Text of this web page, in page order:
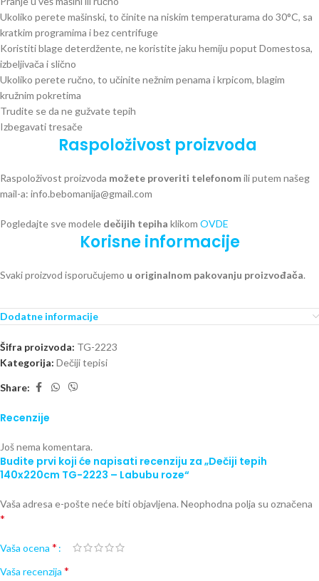
Ukoliko perete mašinski, to činite na niskim temperaturama do 30°C, sa
kratkim programima i bez centrifuge
Koristiti blage deterdžente, ne koristite jaku hemiju poput Domestosa,
izbeljivača i slično
Ukoliko perete ručno, to učinite nežnim penama i krpicom, blagim
kružnim pokretima
Trudite se da ne gužvate tepih
Izbegavati tresače
Raspoloživost proizvoda
Raspoloživost proizvoda možete proveriti telefonomili putem našeg
mail-a: info.bebomanija@gmail.com
Pogledajte sve modele dečijih tepiha klikom OVDE
Korisne informacije
Svaki proizvod isporučujemo u originalnom pakovanju proizvođača.
Dodatne informacije
Šifra proizvoda: TG-2223
Kategorija: Dečiji tepisi
Share:
Recenzije
Još nema komentara.
Budite prvi koji će napisati recenziju za „Dečiji tepih
140x220cm TG-2223 – Labubu roze“
Vaša adresa e-pošte neće biti objavljena. Neophodna polja su označena
*
Vaša ocena *
Vaša recenzija *